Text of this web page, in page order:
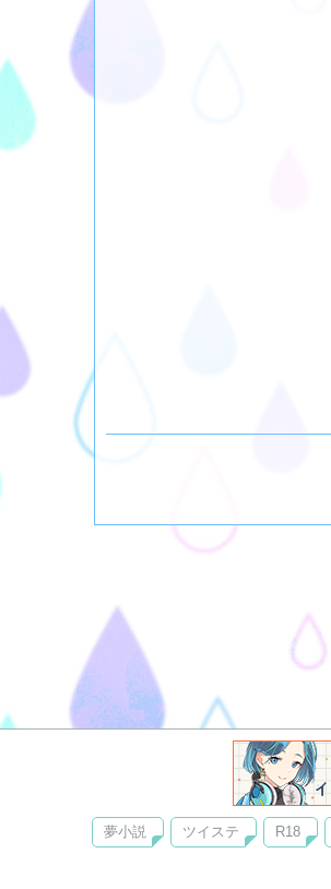
夢小説 ツイステ R18